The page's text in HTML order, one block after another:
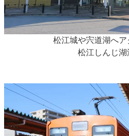
松江城や宍道湖へ
松江しんじ湖